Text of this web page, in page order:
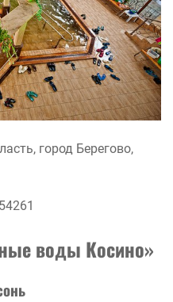
город Берегово,
воды Косино»